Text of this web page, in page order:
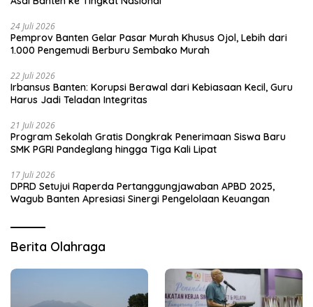
24 Juli 2026
Pemprov Banten Gelar Pasar Murah Khusus Ojol, Lebih dari
1.000 Pengemudi Berburu Sembako Murah
22 Juli 2026
Irbansus Banten: Korupsi Berawal dari Kebiasaan Kecil, Guru
Harus Jadi Teladan Integritas
21 Juli 2026
Program Sekolah Gratis Dongkrak Penerimaan Siswa Baru
SMK PGRI Pandeglang hingga Tiga Kali Lipat
17 Juli 2026
DPRD Setujui Raperda Pertanggungjawaban APBD 2025,
Wagub Banten Apresiasi Sinergi Pengelolaan Keuangan
Berita Olahraga